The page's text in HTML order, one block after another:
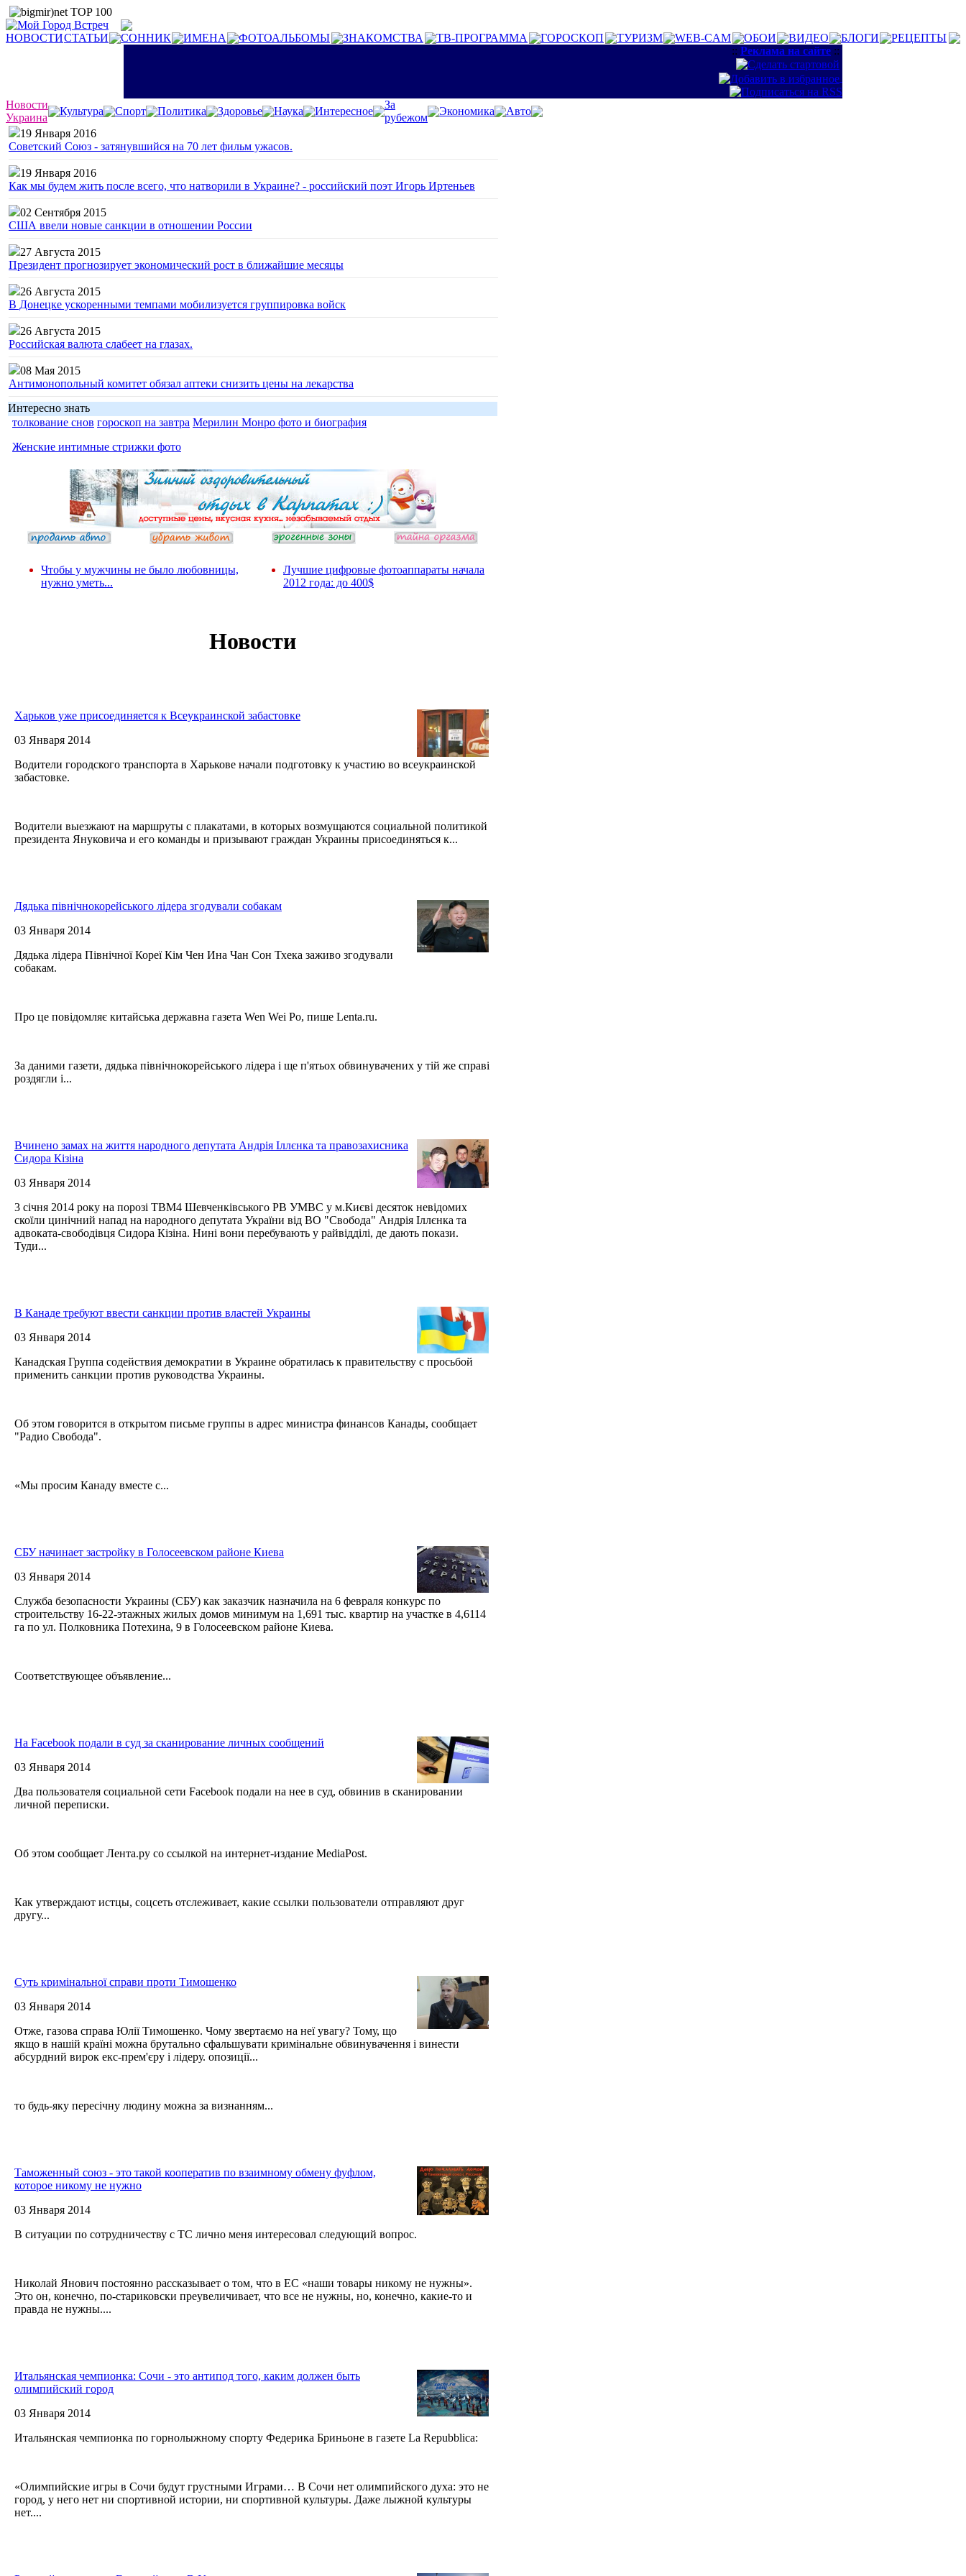
НОВОСТИСТАТЬИ СОННИК ИМЕНА ФОТОАЛЬБОМЫ ЗНАКОМСТВА ТВ-ПРОГРАММА ГОРОСКОП ТУРИЗМ WEB-CAM ОБОИ ВИДЕО БЛОГИ
РЕЦЕПТЫ
:: Реклама на сайте ::
Новости
Украина
Культура Спорт Политика Здоровье Наука Интересное
За
рубежом
Экономика
Авто
19 Января 2016
Советский Союз - затянувшийся на 70 лет фильм ужасов.
19 Января 2016
Как мы будем жить после всего, что натворили в Украине? - российский поэт Игорь Иртеньев
02 Сентября 2015
США ввели новые санкции в отношении России
27 Августа 2015
Президент прогнозирует экономический рост в ближайшие месяцы
26 Августа 2015
В Донецке ускоренными темпами мобилизуется группировка войск
26 Августа 2015
Российская валюта слабеет на глазах.
08 Мая 2015
Антимонопольный комитет обязал аптеки снизить цены на лекарства
Интересно знать
толкование снов гороскоп на завтра Мерилин Монро фото и биография
Женские интимные стрижки фото
Чтобы у мужчины не было любовницы,
нужно уметь...
Лучшие цифровые фотоаппараты начала
2012 года: до 400$
Новости
Харьков уже присоединяется к Всеукраинской забастовке
03 Января 2014
Водители городского транспорта в Харькове начали подготовку к участию во всеукраинской
забастовке.
Водители выезжают на маршруты с плакатами, в которых возмущаются социальной политикой
президента Януковича и его команды и призывают граждан Украины присоединяться к...
Дядька північнокорейського лідера згодували собакам
03 Января 2014
Дядька лідера Північної Кореї Кім Чен Ина Чан Сон Тхека заживо згодували
собакам.
Про це повідомляє китайська державна газета Wen Wei Po, пише Lenta.ru.
За даними газети, дядька північнокорейського лідера і ще п'ятьох обвинувачених у тій же справі
роздягли і...
Вчинено замах на життя народного депутата Андрія Іллєнка та правозахисника
Сидора Кізіна
03 Января 2014
3 січня 2014 року на порозі ТВМ4 Шевченківського РВ УМВС у м.Києві десяток невідомих
скоїли цинічний напад на народного депутата України від ВО "Свобода" Андрія Іллєнка та
адвоката-свободівця Сидора Кізіна. Нині вони перебувають у райвідділі, де дають покази.
Туди...
В Канаде требуют ввести санкции против властей Украины
03 Января 2014
Канадская Группа содействия демократии в Украине обратилась к правительству с просьбой
применить санкции против руководства Украины.
Об этом говорится в открытом письме группы в адрес министра финансов Канады, сообщает
"Радио Свобода".
«Мы просим Канаду вместе с...
СБУ начинает застройку в Голосеевском районе Киева
03 Января 2014
Служба безопасности Украины (СБУ) как заказчик назначила на 6 февраля конкурс по
строительству 16-22-этажных жилых домов минимум на 1,691 тыс. квартир на участке в 4,6114
га по ул. Полковника Потехина, 9 в Голосеевском районе Киева.
Соответствующее объявление...
На Facebook подали в суд за сканирование личных сообщений
03 Января 2014
Два пользователя социальной сети Facebook подали на нее в суд, обвинив в сканировании
личной переписки.
Об этом сообщает Лента.ру со ссылкой на интернет-издание MediaPost.
Как утверждают истцы, соцсеть отслеживает, какие ссылки пользователи отправляют друг
другу...
Суть кримінальної справи проти Тимошенко
03 Января 2014
Отже, газова справа Юлії Тимошенко. Чому звертаємо на неї увагу? Тому, що
якщо в нашій країні можна брутально сфальшувати кримінальне обвинувачення і винести
абсурдний вирок екс-прем'єру і лідеру. опозиції...
то будь-яку пересічну людину можна за визнанням...
Таможенный союз - это такой кооператив по взаимному обмену фуфлом,
которое никому не нужно
03 Января 2014
В ситуации по сотрудничеству с ТС лично меня интересовал следующий вопрос.
Николай Янович постоянно рассказывает о том, что в ЕС «наши товары никому не нужны».
Это он, конечно, по-стариковски преувеличивает, что все не нужны, но, конечно, какие-то и
правда не нужны....
Итальянская чемпионка: Сочи - это антипод того, каким должен быть
олимпийский город
03 Января 2014
Итальянская чемпионка по горнолыжному спорту Федерика Бриньоне в газете La Repubblica:
«Олимпийские игры в Сочи будут грустными Играми… В Сочи нет олимпийского духа: это не
город, у него нет ни спортивной истории, ни спортивной культуры. Даже лыжной культуры
нет....